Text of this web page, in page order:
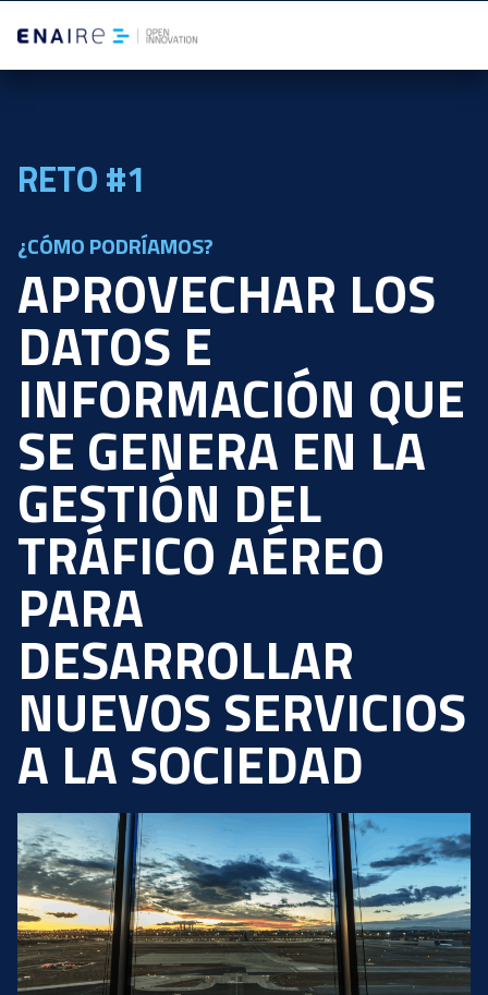
RETO #1
¿CÓMO PODRÍAMOS?
APROVECHAR LOS
DATOS E
INFORMACIÓN QUE
SE GENERA EN LA
GESTIÓN DEL
TRÁFICO AÉREO
PARA
DESARROLLAR
NUEVOS SERVICIOS
A LA SOCIEDAD